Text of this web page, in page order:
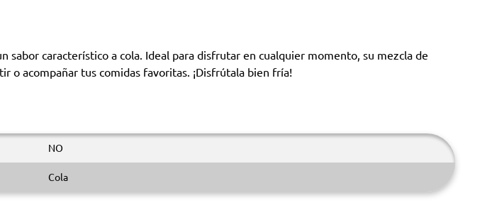
característico a cola. Ideal para disfrutar en cualquier momento, su mezcla de
o acompañar tus comidas favoritas. ¡Disfrútala bien fría!
NO
Cola